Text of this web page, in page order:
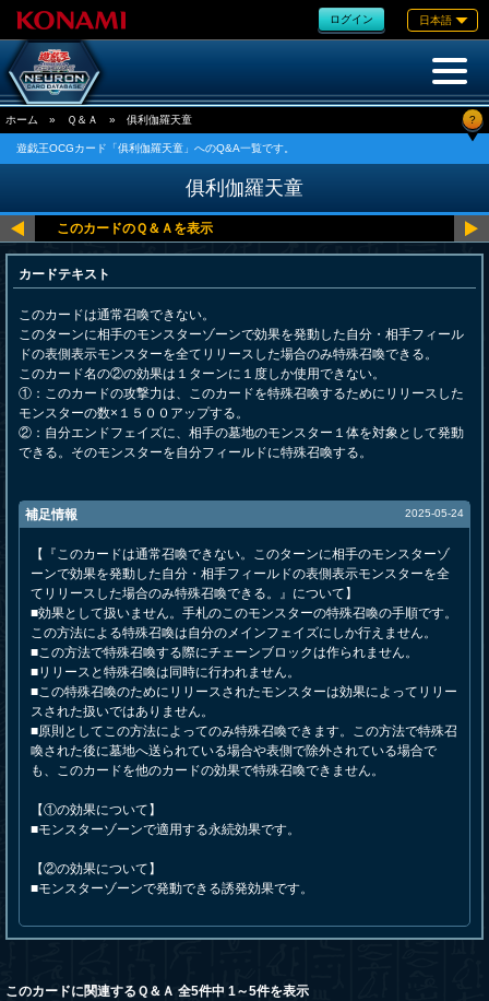
ログイン 日本語
ホーム » Ｑ＆Ａ » 俱利伽羅天童 ?
遊戯王OCGカード「俱利伽羅天童」へのQ&A一覧です。
俱利伽羅天童
カードテキスト
このカードは通常召喚できない。
このターンに相手のモンスターゾーンで効果を発動した自分・相手フィール
ドの表側表示モンスターを全てリリースした場合のみ特殊召喚できる。
このカード名の②の効果は１ターンに１度しか使用できない。
①：このカードの攻撃力は、このカードを特殊召喚するためにリリースした
モンスターの数×１５００アップする。
②：自分エンドフェイズに、相手の墓地のモンスター１体を対象として発動
できる。そのモンスターを自分フィールドに特殊召喚する。
補足情報 2025-05-24
【『このカードは通常召喚できない。このターンに相手のモンスターゾ
ーンで効果を発動した自分・相手フィールドの表側表示モンスターを全
てリリースした場合のみ特殊召喚できる。』について】
■効果として扱いません。手札のこのモンスターの特殊召喚の手順です。
この方法による特殊召喚は自分のメインフェイズにしか行えません。
■この方法で特殊召喚する際にチェーンブロックは作られません。
■リリースと特殊召喚は同時に行われません。
■この特殊召喚のためにリリースされたモンスターは効果によってリリー
スされた扱いではありません。
■原則としてこの方法によってのみ特殊召喚できます。この方法で特殊召
喚された後に墓地へ送られている場合や表側で除外されている場合で
も、このカードを他のカードの効果で特殊召喚できません。
【①の効果について】
■モンスターゾーンで適用する永続効果です。
【②の効果について】
■モンスターゾーンで発動できる誘発効果です。
このカードに関連するＱ＆Ａ 全5件中 1～5件を表示